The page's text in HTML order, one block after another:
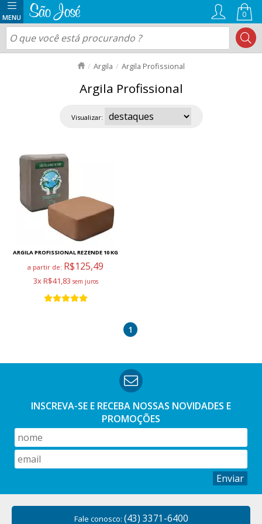
0
Argila Argila Profissional
Argila Profissional
Visualizar:
ARGILA PROFISSIONAL REZENDE 10 KG
a partir de: R$125,49
3x R$41,83
1
INSCREVA-SE E RECEBA NOSSAS NOVIDADES E
PROMOÇÕES
Enviar
Fale conosco: (43) 3371-6400